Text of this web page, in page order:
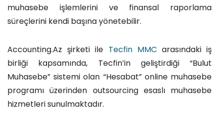
muhasebe işlemlerini ve finansal raporlama
süreçlerini kendi başına yönetebilir.
Accounting.Az şirketi ile Tecfin MMC arasındaki iş
birliği kapsamında, Tecfin’in geliştirdiği “Bulut
Muhasebe” sistemi olan “Hesabat” online muhasebe
programı üzerinden outsourcing esaslı muhasebe
hizmetleri sunulmaktadır.